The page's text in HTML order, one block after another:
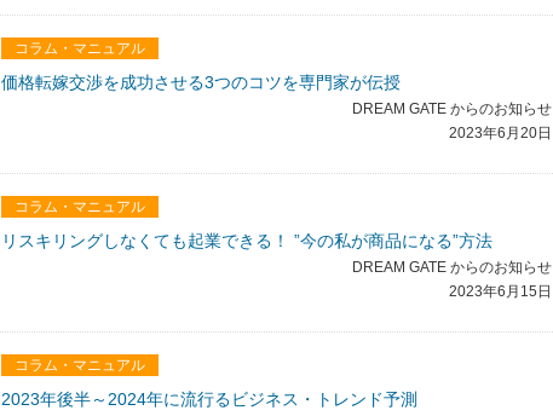
コラム・マニュアル
価格転嫁交渉を成功させる3つのコツを専門家が伝授
DREAM GATE からのお知らせ
2023年6月20日
コラム・マニュアル
リスキリングしなくても起業できる！ ”今の私が商品になる”方法
DREAM GATE からのお知らせ
2023年6月15日
コラム・マニュアル
2023年後半～2024年に流行るビジネス・トレンド予測